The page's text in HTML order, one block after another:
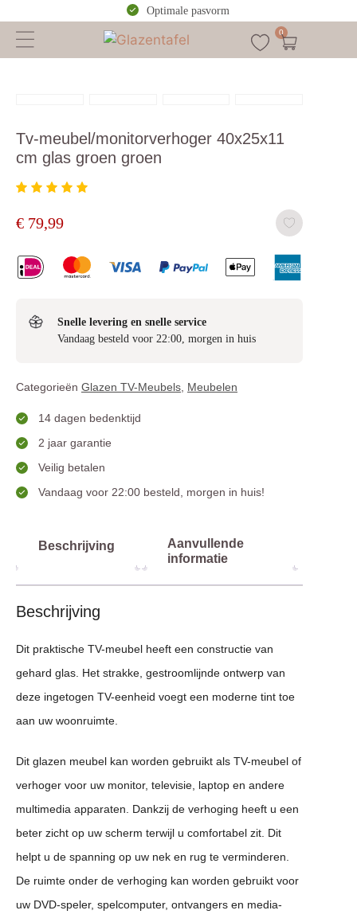
Optimale pasvorm
0
Tv-meubel/monitorverhoger 40x25x11
cm glas groen groen
€ 79,99
Snelle levering en snelle service
Vandaag besteld voor 22:00, morgen in huis
Categorieën Glazen TV-Meubels Meubelen
14 dagen bedenktijd
2 jaar garantie
Veilig betalen
Vandaag voor 22:00 besteld, morgen in huis!
Beschrijving
Aanvullende
informatie
Beschrijving
Dit praktische TV-meubel heeft een constructie van
gehard glas. Het strakke, gestroomlijnde ontwerp van
deze ingetogen TV-eenheid voegt een moderne tint toe
aan uw woonruimte.
Dit glazen meubel kan worden gebruikt als TV-meubel of
verhoger voor uw monitor, televisie, laptop en andere
multimedia apparaten. Dankzij de verhoging heeft u een
beter zicht op uw scherm terwijl u comfortabel zit. Dit
helpt u de spanning op uw nek en rug te verminderen.
De ruimte onder de verhoging kan worden gebruikt voor
uw DVD-speler, spelcomputer, ontvangers en media-